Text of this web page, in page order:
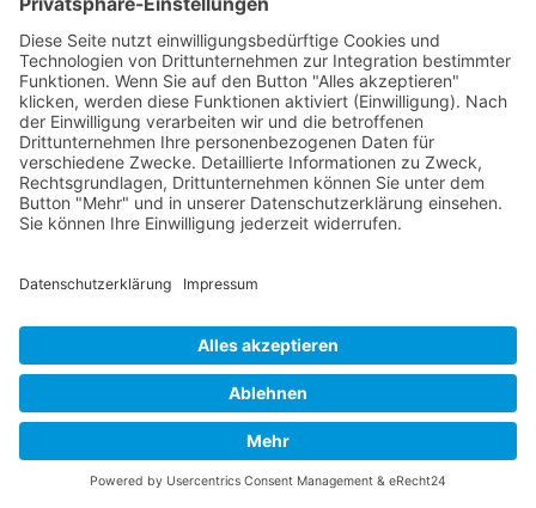
Die erfolgreiche Umsetzung von
Konfliktarten Schutzstrategien erfordert
systematisches Vorgehen und
kontinuierliche Anpassung. Ein strukturierter
Implementierungsplan sollte Schulungen,
regelmäßigeEvaluierungund Anpassung
der Strategien umfassen. Die Messung von
Erfolgsparametern wie Konfliktaufkommen,
Beteiligten ermöglicht kontinuierliche
Verbesserung.
Langfristige Erfolgsfaktoren:
Führungsunterstützung und
Vorbildfunktion
Regelmäßige Schulungen und